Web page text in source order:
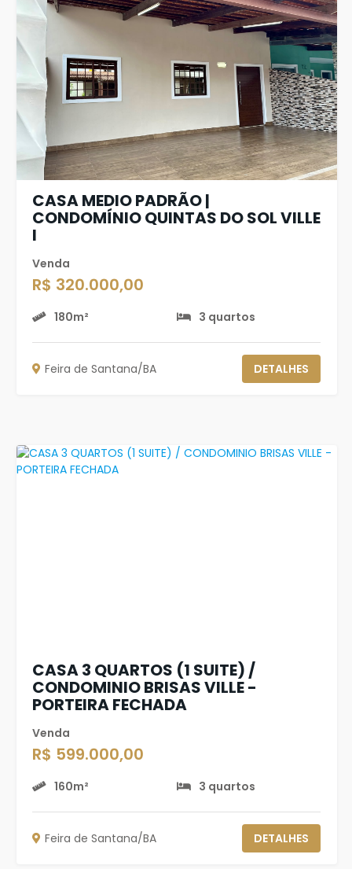
CASA MEDIO PADRÃO |
CONDOMÍNIO QUINTAS DO SOL VILLE
I
Venda
R$ 320.000,00
180m² 3 quartos
Feira de Santana/BA DETALHES
CASA 3 QUARTOS (1 SUITE) /
CONDOMINIO BRISAS VILLE -
PORTEIRA FECHADA
Venda
R$ 599.000,00
160m² 3 quartos
Feira de Santana/BA DETALHES